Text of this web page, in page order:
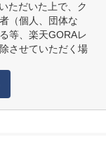
ただいた上で、ク
（個人、団体な
等、楽天GORAレ
させていただく場